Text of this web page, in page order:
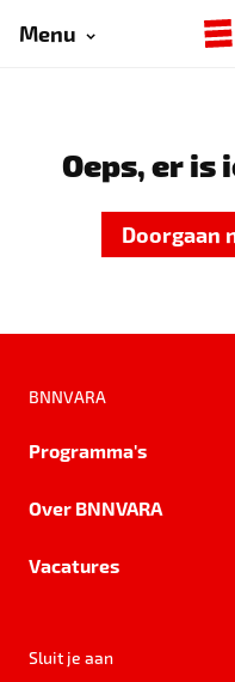
Menu
Oeps, er is
Doorgaan
BNNVARA
Programma's
Over BNNVARA
Vacatures
Sluit je aan